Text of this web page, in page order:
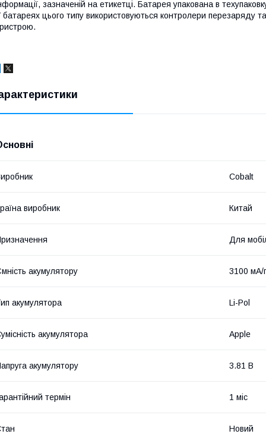
зазначеній на етикетці. Батарея упакована в
батареях цього типу використовуються контролери перезаряду
Cobalt
виробник Китай
Для
акумулятору 3100 мА/
акумулятора Li-Pol
акумулятора Apple
акумулятору 3.81 В
термін 1 міс
Новий